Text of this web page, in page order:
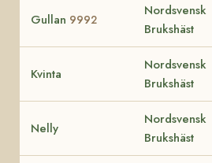
Gullan 9992
Nordsvensk
Brukshäst
Kvinta
Nordsvensk
Brukshäst
Nelly
Nordsvensk
Brukshäst